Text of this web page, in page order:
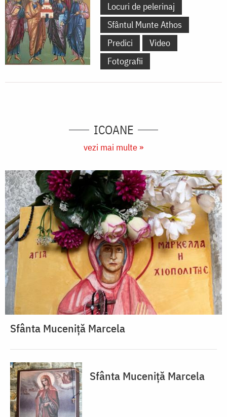
Locuri de pelerinaj
Sfântul Munte Athos
Predici
Video
Fotografii
ICOANE
vezi mai multe »
Sfânta Muceniță Marcela
Sfânta Muceniță Marcela